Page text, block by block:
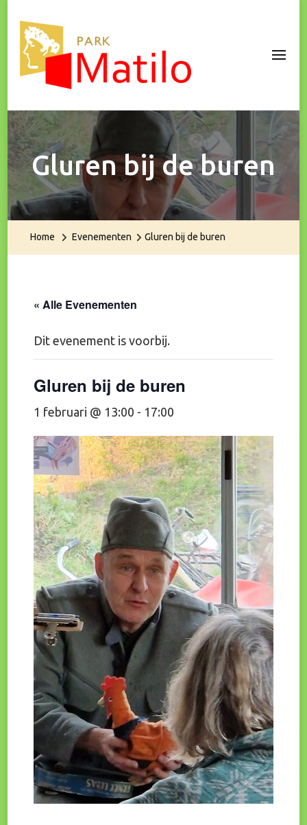
Park Matilo
Gluren bij de buren
Home Evenementen Gluren bij de buren
« Alle Evenementen
Dit evenement is voorbij.
Gluren bij de buren
1 februari @ 13:00 - 17:00